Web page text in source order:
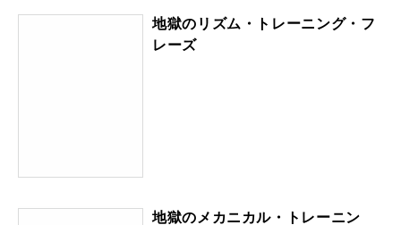
地獄のリズム・トレーニング・フ
レーズ
地獄のメカニカル・トレーニン